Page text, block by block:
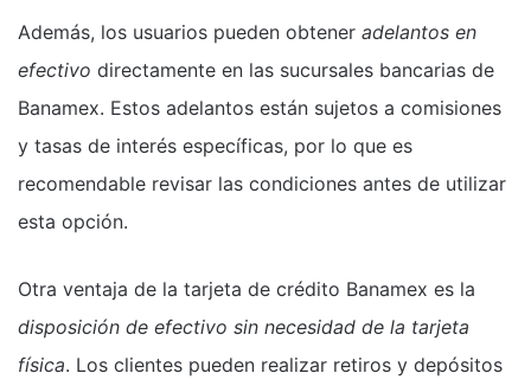
Además, los usuarios pueden obtener adelantos en
efectivo directamente en las sucursales bancarias de
Banamex. Estos adelantos están sujetos a comisiones
y tasas de interés específicas, por lo que es
recomendable revisar las condiciones antes de utilizar
esta opción.
Otra ventaja de la tarjeta de crédito Banamex es la
disposición de efectivo sin necesidad de la tarjeta
física. Los clientes pueden realizar retiros y depósitos